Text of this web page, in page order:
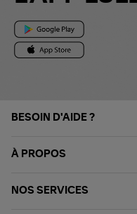
BESOIN D'AIDE ?
À PROPOS
NOS SERVICES